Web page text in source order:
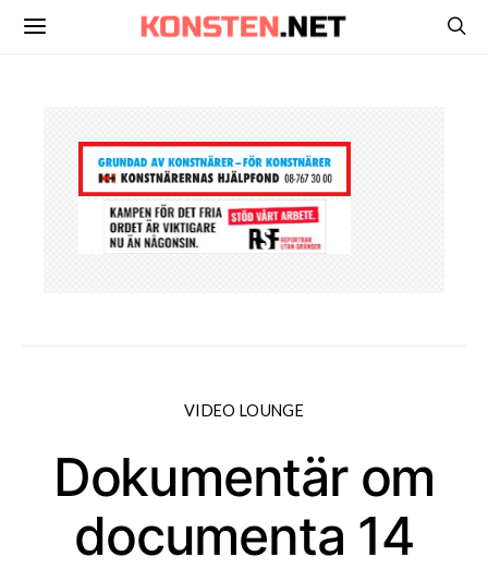
VIDEO LOUNGE
Dokumentär om
documenta 14